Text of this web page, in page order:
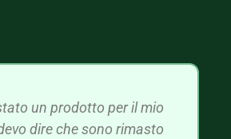
un prodotto per il mio
dire che sono rimasto